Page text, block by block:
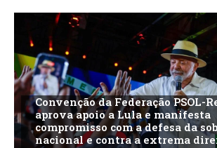
Convenção da Federação PSOL-
aprova apoio a Lula e manifesta
compromisso com a defesa da
nacional e contra a extrema